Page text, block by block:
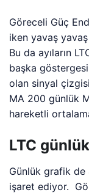
Göreceli Güç
iken yavaş
Bu da ayıların
başka
olan sinyal
MA 200 günlük
hareketli
LTC
Günlük grafik
işaret ediyor.